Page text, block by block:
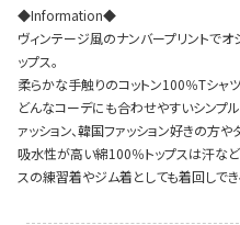
◆Information◆
ヴィンテージ風のナンバープリントでオ
ップス。
柔らかな手触りのコットン100％Tシャ
どんなコーデにも合わせやすいシンプル
ァッション、韓国ファッション好きの方
吸水性が高い綿100％トップスは汗な
スの練習着やジム着としても着回しで